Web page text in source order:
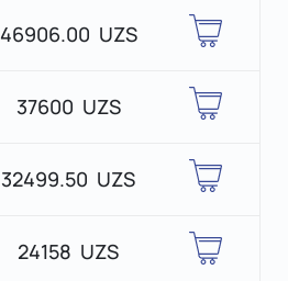
46906.00 UZS
37600 UZS
32499.50 UZS
24158 UZS